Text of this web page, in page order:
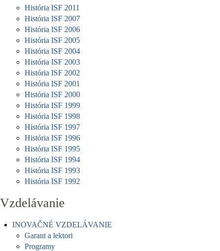
História ISF 2011
História ISF 2007
História ISF 2006
História ISF 2005
História ISF 2004
História ISF 2003
História ISF 2002
História ISF 2001
História ISF 2000
História ISF 1999
História ISF 1998
História ISF 1997
História ISF 1996
História ISF 1995
História ISF 1994
História ISF 1993
História ISF 1992
Vzdelávanie
INOVAČNÉ VZDELÁVANIE
Garant a lektori
Programy